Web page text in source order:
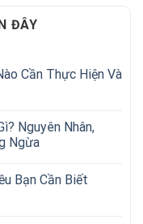
ĐÂY
Cần Thực Hiện Và
Nguyên Nhân,
Ngừa
Bạn Cần Biết